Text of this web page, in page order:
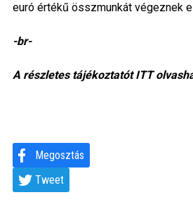
euró értékű összmunkát végeznek
-br-
A részletes tájékoztatótITT
Megosztás
Tweet